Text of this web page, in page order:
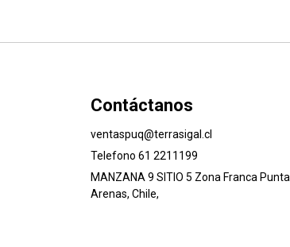
Contáctanos
ventaspuq@terrasigal.cl
Telefono 61 2211199
MANZANA 9 SITIO 5 Zona Franca Punta
Arenas, Chile,